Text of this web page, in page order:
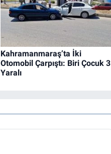
Kahramanmaraş’ta İki
Otomobil Çarpıştı: Biri Çocuk 3
Yaralı